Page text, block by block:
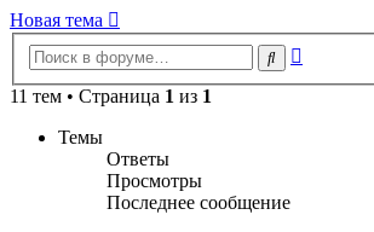
Новая тема
Поиск
11 тем • Страница 1 из 1
Темы
Ответы
Просмотры
Последнее сообщение